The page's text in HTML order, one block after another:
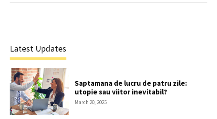
Latest Updates
Saptamana de lucru de patru zile:
utopie sau viitor inevitabil?
March 20, 2025